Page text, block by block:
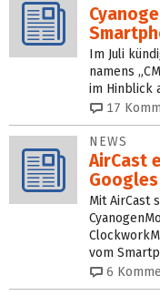
Im Juli
namens
im Hinblick
17
NEWS
AirCast
Mit AirCast
vom
6